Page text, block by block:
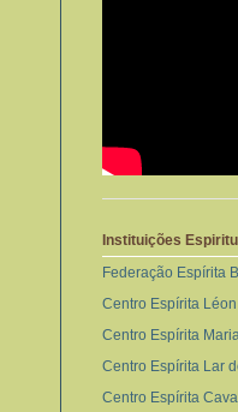
Instituições
Federação Espírita
Centro Espírita
Centro Espírita
Centro Espírita Lar
Centro Espírita